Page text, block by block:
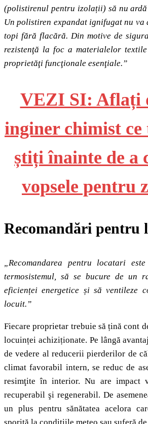
(polistirenul pentru izolații) să nu
Un polistiren expandat ignifugat nu va
topi fără flacără. Din motive de
rezistenţă la foc a materialelor
proprietăţi funcţionale esenţiale.”
VEZI SI: Aflați
inginer chimist ce
știți înainte de a
vopsele pentru
Recomandări pentru
„Recomandarea pentru locatari
termosistemul, să se bucure de un
eficienței energetice și să ventileze
locuit.”
Fiecare proprietar trebuie să țină cont
locuinței achiziționate. Pe lângă
de vedere al reducerii pierderilor de
climat favorabil intern, se reduc de
resimţite în interior. Nu are impact
recuperabil şi regenerabil. De
un plus pentru sănătatea acelora
sporită la condițiile meteo sau suferă